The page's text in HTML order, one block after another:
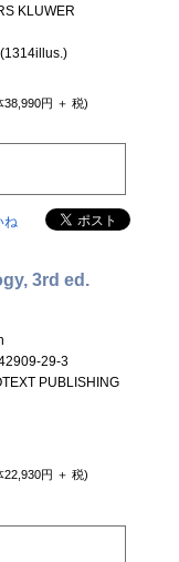
KLUWER
38,990円 ＋ 税)
ね
3rd ed.
29-3
PUBLISHING
22,930円 ＋ 税)